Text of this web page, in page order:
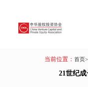
当前位置： 首页
21世纪